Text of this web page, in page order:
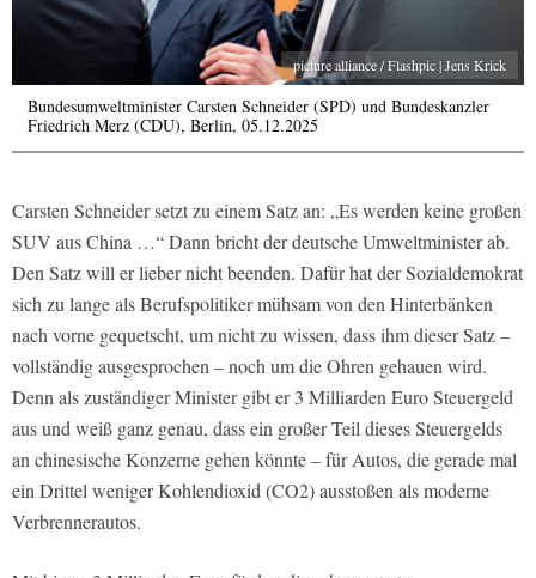
picture alliance / Flashpic | Jens Krick
Bundesumweltminister Carsten Schneider (SPD) und Bundeskanzler
Friedrich Merz (CDU), Berlin, 05.12.2025
Carsten Schneider setzt zu einem Satz an: „Es werden keine großen
SUV aus China …“ Dann bricht der deutsche Umweltminister ab.
Den Satz will er lieber nicht beenden. Dafür hat der Sozialdemokrat
sich zu lange als Berufspolitiker mühsam von den Hinterbänken
nach vorne gequetscht, um nicht zu wissen, dass ihm dieser Satz –
vollständig ausgesprochen – noch um die Ohren gehauen wird.
Denn als zuständiger Minister gibt er 3 Milliarden Euro Steuergeld
aus und weiß ganz genau, dass ein großer Teil dieses Steuergelds
an chinesische Konzerne gehen könnte – für Autos, die gerade mal
ein Drittel weniger Kohlendioxid (CO2) ausstoßen als moderne
Verbrennerautos.